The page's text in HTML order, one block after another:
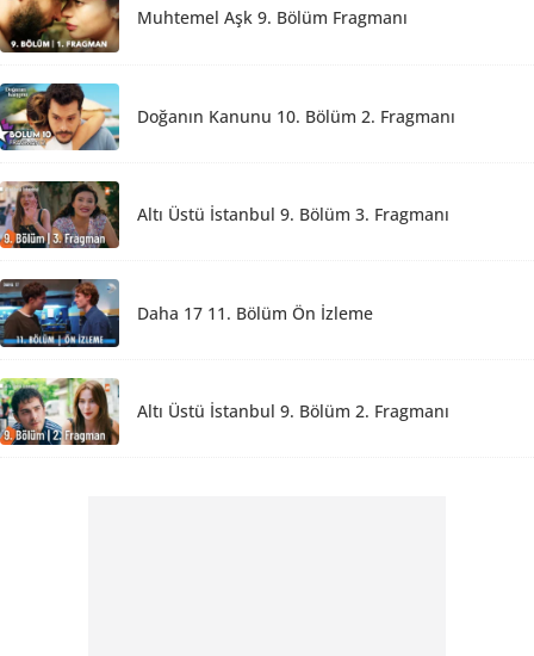
Muhtemel Aşk 9. Bölüm Fragmanı
Doğanın Kanunu 10. Bölüm 2. Fragmanı
Altı Üstü İstanbul 9. Bölüm 3. Fragmanı
Daha 17 11. Bölüm Ön İzleme
Altı Üstü İstanbul 9. Bölüm 2. Fragmanı